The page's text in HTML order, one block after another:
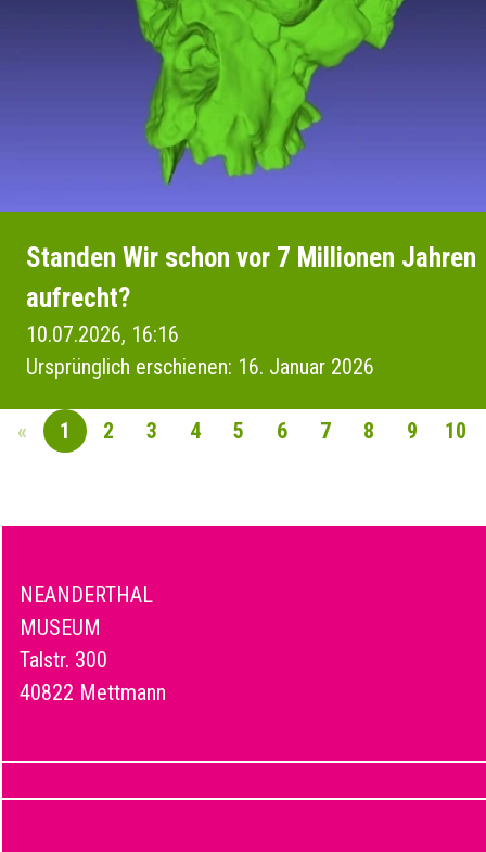
Standen Wir schon vor 7 Millionen Jahren
aufrecht?
10.07.2026, 16:16
Ursprünglich erschienen: 16. Januar 2026
« 1 2 3 4 5 6 7 8 9 10
NEANDERTHAL
MUSEUM
Talstr. 300
40822 Mettmann